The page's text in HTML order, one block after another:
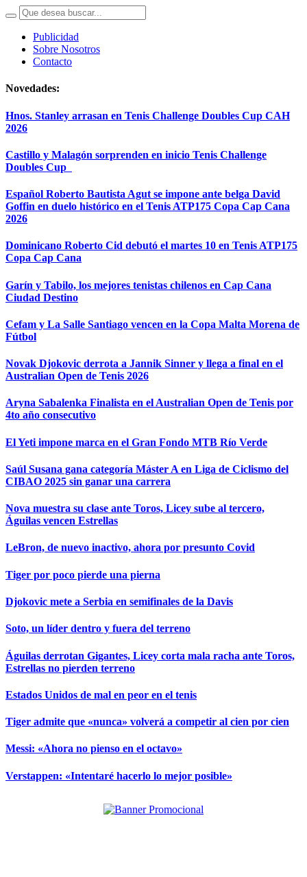
Publicidad
Sobre Nosotros
Contacto
Novedades:
Hnos. Stanley arrasan en Tenis Challenge Doubles Cup CAH
2026
Castillo y Malagón sorprenden en inicio Tenis Challenge
Doubles Cup
Español Roberto Bautista Agut se impone ante belga David
Goffin en duelo histórico en el Tenis ATP175 Copa Cap Cana
2026
Dominicano Roberto Cid debutó el martes 10 en Tenis ATP175
Copa Cap Cana
Garín y Tabilo, los mejores tenistas chilenos en Cap Cana
Ciudad Destino
Cefam y La Salle Santiago vencen en la Copa Malta Morena de
Fútbol
Novak Djokovic derrota a Jannik Sinner y llega a final en el
Australian Open de Tenis 2026
Aryna Sabalenka Finalista en el Australian Open de Tenis por
4to año consecutivo
El Yeti impone marca en el Gran Fondo MTB Río Verde
Saúl Susana gana categoría Máster A en Liga de Ciclismo del
CIBAO 2025 sin ganar una carrera
Nova muestra su clase ante Toros, Licey sube al tercero,
Águilas vencen Estrellas
LeBron, de nuevo inactivo, ahora por presunto Covid
Tiger por poco pierde una pierna
Djokovic mete a Serbia en semifinales de la Davis
Soto, un líder dentro y fuera del terreno
Águilas derrotan Gigantes, Licey corta mala racha ante Toros,
Estrellas no pierden terreno
Estados Unidos de mal en peor en el tenis
Tiger admite que «nunca» volverá a competir al cien por cien
Messi: «Ahora no pienso en el octavo»
Verstappen: «Intentaré hacerlo lo mejor posible»